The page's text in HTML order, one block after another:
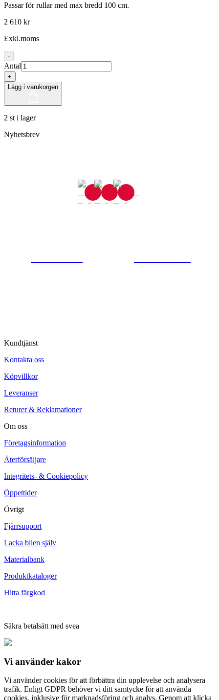
Passar för rullar med max bredd 100 cm.
2 610 kr
Exkl.moms
-
Antal
+
Lägg i varukorgen
2 st i lager
Nyhetsbrev
Kundtjänst
Kontakta oss
Köpvillkor
Leveranser
Returer & Reklamationer
Om oss
Företagsinformation
Återförsäljare
Integritets- & Cookiepolicy
Öppettider
Övrigt
Fjärrsupport
Lacka bilen själv
Materialbank
Produktkataloger
Hitta färgkod
Säkra betalsätt med svea
Vi använder kakor
Vi använder cookies för att förbättra din upplevelse och analysera
trafik. Enligt GDPR behöver vi ditt samtycke för att använda
cookies, inklusive för marknadsföring och analys. Genom att klicka